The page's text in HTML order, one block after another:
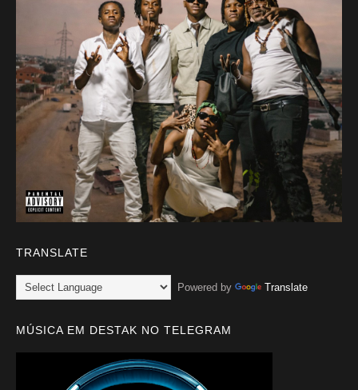
TRANSLATE
Powered by Translate
MÚSICA EM DESTAK NO TELEGRAM